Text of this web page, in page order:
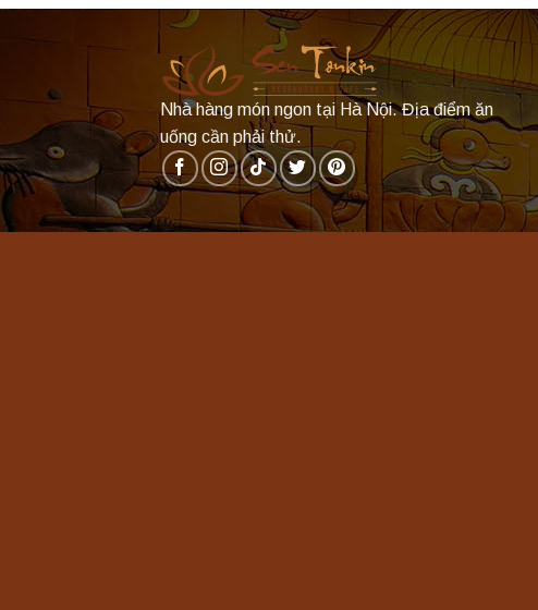
Nhà hàng món ngon tại Hà Nội. Địa điểm ăn
uống cần phải thử.